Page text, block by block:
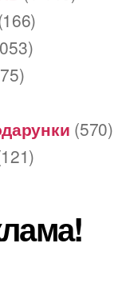
(570)